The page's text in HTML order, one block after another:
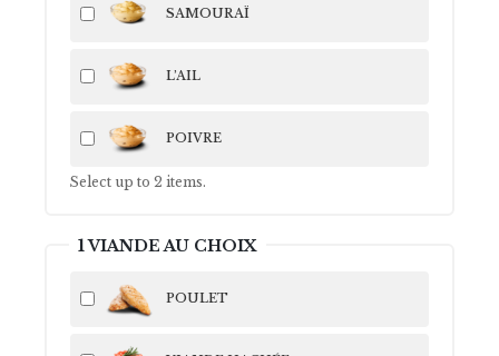
SAMOURAÏ
L’AIL
POIVRE
Select up to 2 items.
1 VIANDE AU CHOIX
POULET